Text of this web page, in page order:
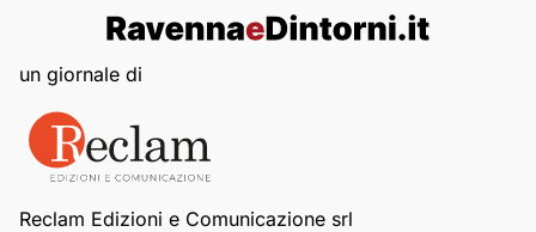
un giornale di
Reclam Edizioni e Comunicazione srl